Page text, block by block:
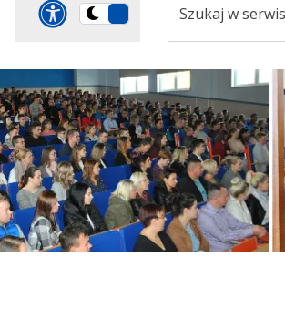
Panel
Przełącz
ciemną
serwisie